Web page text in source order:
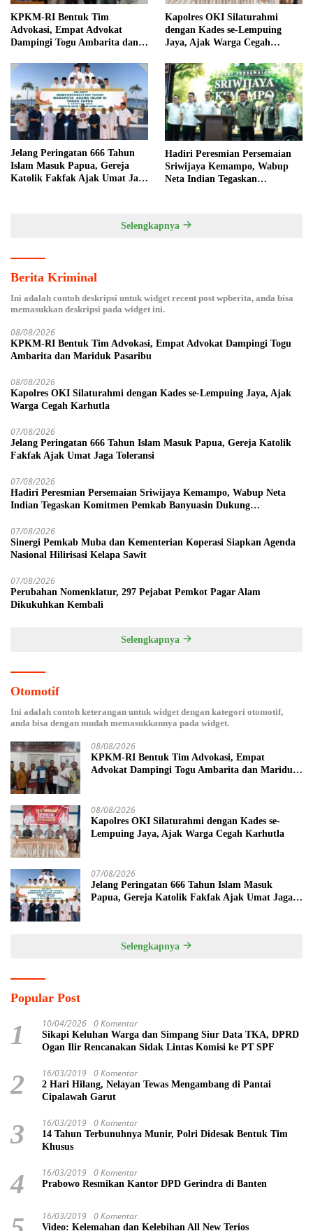
KPKM-RI Bentuk Tim
Advokasi, Empat Advokat
Dampingi Togu Ambarita dan
Kapolres OKI Silaturahmi
dengan Kades se-Lempuing
Jaya, Ajak Warga Cegah
Jelang Peringatan 666 Tahun
Islam Masuk Papua, Gereja
Katolik Fakfak Ajak Umat Jaga
Hadiri Peresmian Persemaian
Sriwijaya Kemampo, Wabup
Neta Indian Tegaskan
Selengkapnya
Berita Kriminal
Ini adalah contoh deskripsi untuk widget recent post wpberita, anda bisa
memasukkan deskripsi pada widget ini.
08/08/2026
KPKM-RI Bentuk Tim Advokasi, Empat Advokat Dampingi Togu
Ambarita dan Mariduk Pasaribu
08/08/2026
Kapolres OKI Silaturahmi dengan Kades se-Lempuing Jaya, Ajak
Warga Cegah Karhutla
07/08/2026
Jelang Peringatan 666 Tahun Islam Masuk Papua, Gereja Katolik
Fakfak Ajak Umat Jaga Toleransi
07/08/2026
Hadiri Peresmian Persemaian Sriwijaya Kemampo, Wabup Neta
Indian Tegaskan Komitmen Pemkab Banyuasin Dukung
07/08/2026
Sinergi Pemkab Muba dan Kementerian Koperasi Siapkan Agenda
Nasional Hilirisasi Kelapa Sawit
07/08/2026
Perubahan Nomenklatur, 297 Pejabat Pemkot Pagar Alam
Dikukuhkan Kembali
Selengkapnya
Otomotif
Ini adalah contoh keterangan untuk widget dengan kategori otomotif,
anda bisa dengan mudah memasukkannya pada widget.
08/08/2026
KPKM-RI Bentuk Tim Advokasi, Empat
Advokat Dampingi Togu Ambarita dan Mariduk
08/08/2026
Kapolres OKI Silaturahmi dengan Kades se-
Lempuing Jaya, Ajak Warga Cegah Karhutla
07/08/2026
Jelang Peringatan 666 Tahun Islam Masuk
Papua, Gereja Katolik Fakfak Ajak Umat Jaga
Selengkapnya
Popular Post
1 10/04/2026 0 Komentar
Sikapi Keluhan Warga dan Simpang Siur Data TKA, DPRD
Ogan Ilir Rencanakan Sidak Lintas Komisi ke PT SPF
2 16/03/2019 0 Komentar
2 Hari Hilang, Nelayan Tewas Mengambang di Pantai
Cipalawah Garut
3 16/03/2019 0 Komentar
14 Tahun Terbunuhnya Munir, Polri Didesak Bentuk Tim
Khusus
4 16/03/2019 0 Komentar
Prabowo Resmikan Kantor DPD Gerindra di Banten
16/03/2019 0 Komentar
Video: Kelemahan dan Kelebihan All New Terios